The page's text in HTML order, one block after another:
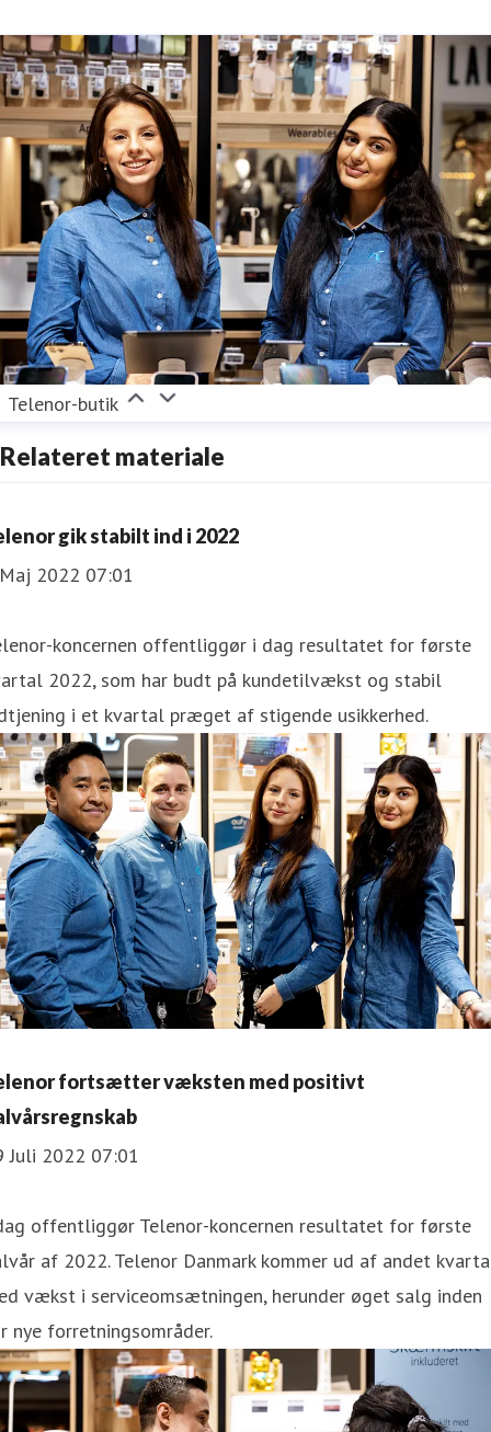
Telenor-butik
Relateret materiale
gik stabilt ind i 2022
2022 07:01
koncernen offentliggør i dag resultatet for første
2022, som har budt på kundetilvækst og stabil
i et kvartal præget af stigende usikkerhed.
fortsætter væksten med positivt
Juli 2022 07:01
offentliggør Telenor-koncernen resultatet for første
af 2022. Telenor Danmark kommer ud af andet
vækst i serviceomsætningen, herunder øget salg inden
nye forretningsområder.